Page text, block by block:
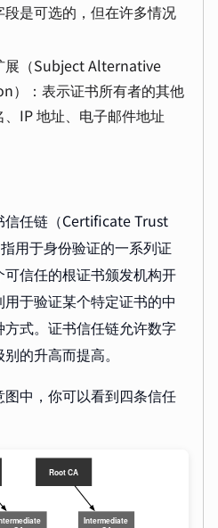
是可选的，但在许多情况
展（Subject Alternative
）：表示证书所有者的其他
IP 地址、电子邮件地址
信任链（Certificate Trust
用于身份验证的一系列证
信任的根证书颁发机构开
于验证某个特定证书的中
式。证书信任链允许数字
的升高而提高。
中，你可以看到四条信任